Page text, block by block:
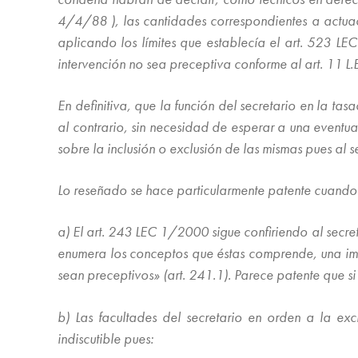
4/4/88 ), las cantidades correspondientes a
aplicando los límites que establecía el art. 523
intervención no sea preceptiva conforme al art. 11
En definitiva, que la función del secretario en la
al contrario, sin necesidad de esperar a una
sobre la inclusión o exclusión de las mismas pues
Lo reseñado se hace particularmente patente
a) El art. 243 LEC 1/2000 sigue confiriendo al
enumera los conceptos que éstas comprende, una
sean preceptivos» (art. 241.1). Parece patente que
b) Las facultades del secretario en orden a la
indiscutible pues: